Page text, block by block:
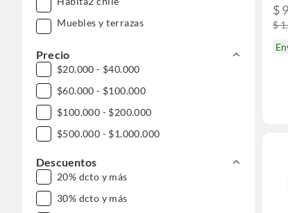
Muebles y terrazas
Precio
$20.000 - $40.000
$60.000 - $100.000
$100.000 - $200.000
$500.000 - $1.000.000
Descuentos
20% dcto y más
30% dcto y más
$
$